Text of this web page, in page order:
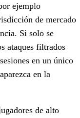
ejemplo
de mercado
Si solo se
ataques filtrados
en un único
en la
de alto